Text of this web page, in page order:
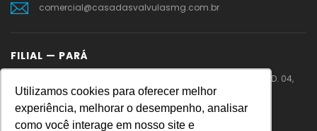
Utilizamos cookies para oferecer melhor
experiência, melhorar o desempenho, analisar
como você interage em nosso site e
comercial@casadasvalvulasmg.com.br
FILIAL — PARÁ
PA 275 – Rodovia Faisal Salmen – Cidade Jardim – QD. 04,
LT.11 – Parauapebas – PA
+55 (31) 99219-0086